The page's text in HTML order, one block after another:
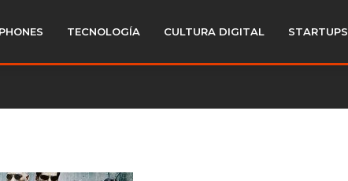
TECNOLOGÍA CULTURA DIGITAL STARTUPS